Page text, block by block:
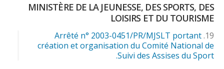
MINISTÈRE DE LA JEUNESSE, DES SPORTS, DES
LOISIRS ET DU TOURISME
Arrêté n° 2003-0451/PR/MJSLT portant
création et organisation du Comité National de
Suivi des Assises du Sport.